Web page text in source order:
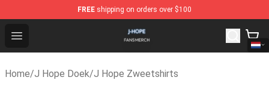
FREE shipping on orders over $100
Open menu
J Hope Shop - Official J Hope Merchandise Store
Home/J Hope Doek/J Hope Zweetshirts